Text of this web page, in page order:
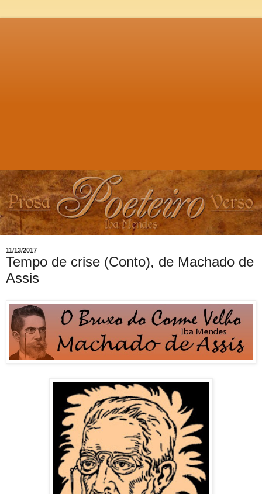
11/13/2017
Tempo de crise (Conto), de Machado de
Assis